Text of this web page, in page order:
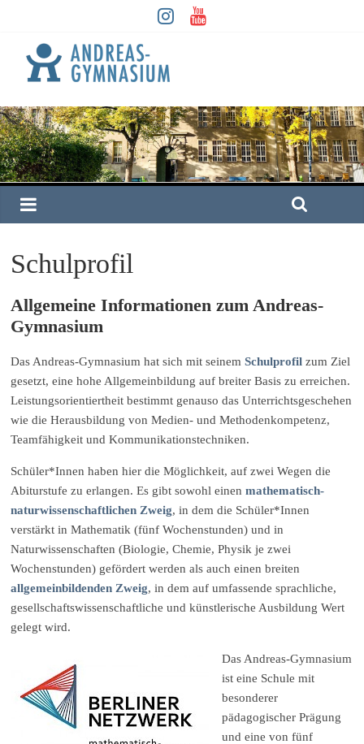
Schulprofil
Allgemeine Informationen zum Andreas-
Gymnasium
Das Andreas-Gymnasium hat sich mit seinemSchulprofil zum Ziel
gesetzt, eine hohe Allgemeinbildung auf breiter Basis zu erreichen.
Leistungsorientiertheit bestimmt genauso das Unterrichtsgeschehen
wie die Herausbildung von Medien- und Methodenkompetenz,
Teamfähigkeit und Kommunikationstechniken.
Schüler*Innen haben hier die Möglichkeit, auf zwei Wegen die
Abiturstufe zu erlangen. Es gibt sowohl einenmathematisch-
naturwissenschaftlichen Zweig, in dem die Schüler*Innen
verstärkt in Mathematik (fünf Wochenstunden) und in
Naturwissenschaften (Biologie, Chemie, Physik je zwei
Wochenstunden) gefördert werden als auch einen breiten
allgemeinbildenden Zweig, in dem auf umfassende sprachliche,
gesellschaftswissenschaftliche und künstlerische Ausbildung Wert
gelegt wird.
Das Andreas-Gymnasium
ist eine Schule mit
besonderer
pädagogischer Prägung
und eine von fünf